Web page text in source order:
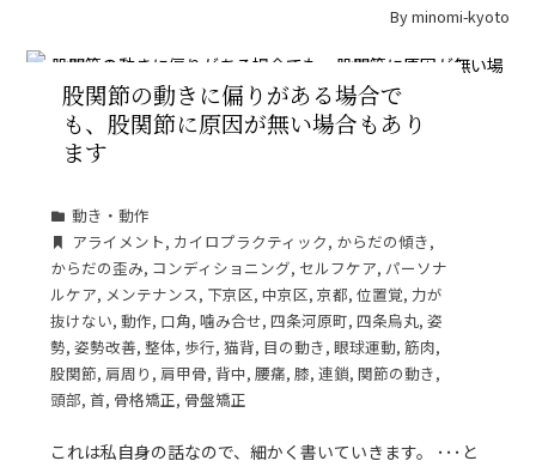
Byminomi-kyoto
股関節の動きに偏りがある場合で
も、股関節に原因が無い場合もあり
ます
動き・動作
アライメント, カイロプラクティック, からだの傾き,
からだの歪み, コンディショニング, セルフケア, パーソナ
ルケア, メンテナンス, 下京区,中京区,京都,位置覚, 力が
抜けない,動作, 口角,噛み合せ,四条河原町,四条烏丸,姿
勢,姿勢改善,整体, 歩行,猫背, 目の動き,眼球運動,筋肉,
股関節, 肩周り , 肩甲骨, 背中,腰痛,膝,連鎖,関節の動き,
頭部,首, 骨格矯正, 骨盤矯正
これは私自身の話なので、細かく書いていきます。 ･･･と